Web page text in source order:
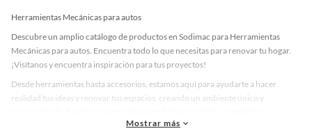
Herramientas Mecánicas para autos
Descubre un amplio catálogo de productos en Sodimac para Herramientas
Mecánicas para autos. Encuentra todo lo que necesitas para renovar tu hogar.
¡Visítanos y encuentra inspiración para tus proyectos!
Desde herramientas hasta accesorios, estamos aquí para ayudarte a hacer
realidad tus ideas y renovar tus espacios, creando un ambiente único y
accesorios de calidad que te ayudarán a crear un espacio más tú.
Mostrar más